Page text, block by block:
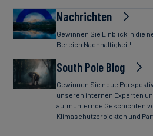
Nachrichten
Gewinnen Sie Einblick in die
Bereich Nachhaltigkeit!
South Pole Blog
Gewinnen Sie neue
unseren internen Experten
aufmunternde Geschichten
Klimaschutzprojekten und